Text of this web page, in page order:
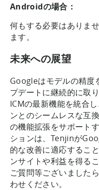
Androidの場合：
何もする必要はありま
ます。
未来への展望
Googleはモデルの精度
プデートに継続的に取
ICMの最新機能を統合
ンとのシームレスな互
の機能拡張をサポート
ションは、Tenjinが
的な改善に適応するこ
ンサイトや利益を得る
ご質問等ございました
わせください。